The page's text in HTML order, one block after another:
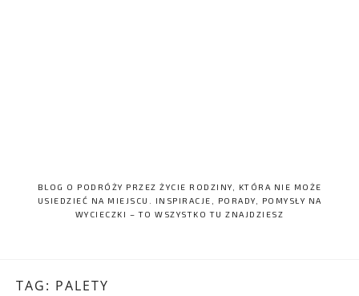
BLOG O PODRÓŻY PRZEZ ŻYCIE RODZINY, KTÓRA NIE MOŻE
USIEDZIEĆ NA MIEJSCU. INSPIRACJE, PORADY, POMYSŁY NA
WYCIECZKI – TO WSZYSTKO TU ZNAJDZIESZ
TAG: PALETY